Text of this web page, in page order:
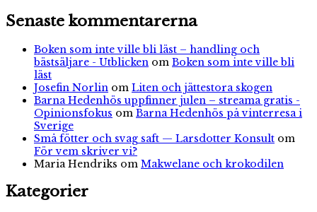
Senaste kommentarerna
Boken som inte ville bli läst – handling och
bästsäljare - Utblicken om Boken som inte ville bli
läst
Josefin Norlin om Liten och jättestora skogen
Barna Hedenhös uppfinner julen – streama gratis -
Opinionsfokus om Barna Hedenhös på vinterresa i
Sverige
Små fötter och svag saft — Larsdotter Konsult om
För vem skriver vi?
Maria Hendriks om Makwelane och krokodilen
Kategorier